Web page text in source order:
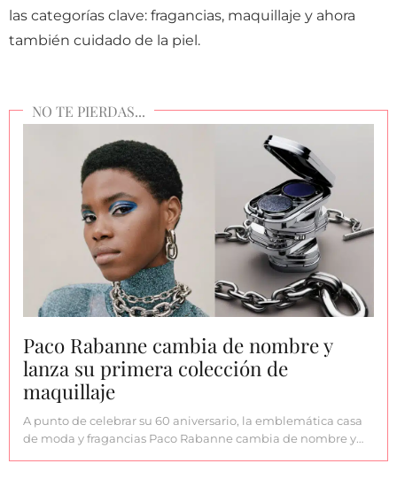
las categorías clave: fragancias, maquillaje y ahora
también cuidado de la piel.
Paco Rabanne cambia de nombre y
lanza su primera colección de
maquillaje
A punto de celebrar su 60 aniversario, la emblemática casa
de moda y fragancias Paco Rabanne cambia de nombre y…